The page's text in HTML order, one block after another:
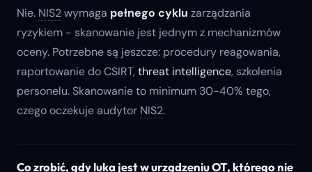
Nie. NIS2wymaga pełnego cyklu zarządzania
ryzykiem - skanowanie jest jednym z mechanizmów
oceny. Potrzebne są jeszcze: procedury reagowania,
raportowanie do CSIRT,threat intelligence, szkolenia
personelu. Skanowanie to minimum 30-40% tego,
czego oczekuje audytor NIS2.
Co zrobić, gdy luka jest w urządzeniu OT, którego nie